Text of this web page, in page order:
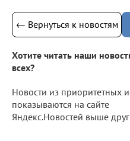
← Вернуться к новостям
Хотите читать наши
всех?
Новости из приоритетных
показываются на сайте
Яндекс.Новостей выше